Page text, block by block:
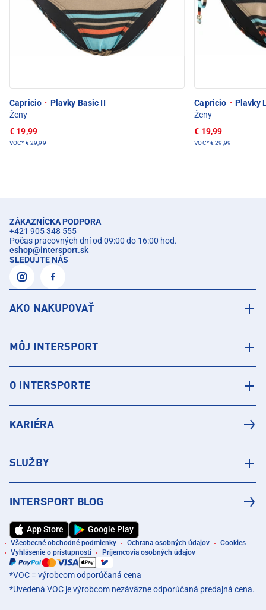
Capricio · Plavky Basic II
Ženy
€ 19,99
VOC* € 29,99
Capricio · Plavky
Ženy
€ 19,99
VOC*€ 29,99
ZÁKAZNÍCKA PODPORA
+421 905 348 555
Počas pracovných dní od 09:00 do 16:00 hod.
eshop@intersport.sk
SLEDUJTE NÁS
AKO NAKUPOVAŤ
MÔJ INTERSPORT
O INTERSPORTE
KARIÉRA
SLUŽBY
INTERSPORT BLOG
App Store Google Play
Všeobecné obchodné podmienky Ochrana osobných údajov
Cookies
Vyhlásenie o prístupnosti
Príjemcovia osobných údajov
*VOC = výrobcom odporúčaná cena
*Uvedená VOC je výrobcom nezáväzne odporúčaná predajná cena.